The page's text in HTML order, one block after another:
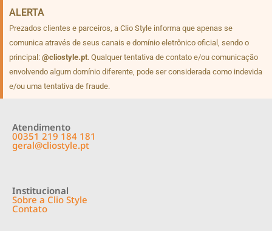
ALERTA
Prezados clientes e parceiros, a Clio Style informa que apenas se
comunica através de seus canais e domínio eletrônico oficial, sendo o
principal: @cliostyle.pt. Qualquer tentativa de contato e/ou comunicação
envolvendo algum domínio diferente, pode ser considerada como indevida
e/ou uma tentativa de fraude.
Atendimento
00351 219 184 181
geral@cliostyle.pt
Institucional
Sobre a Clio Style
Contato